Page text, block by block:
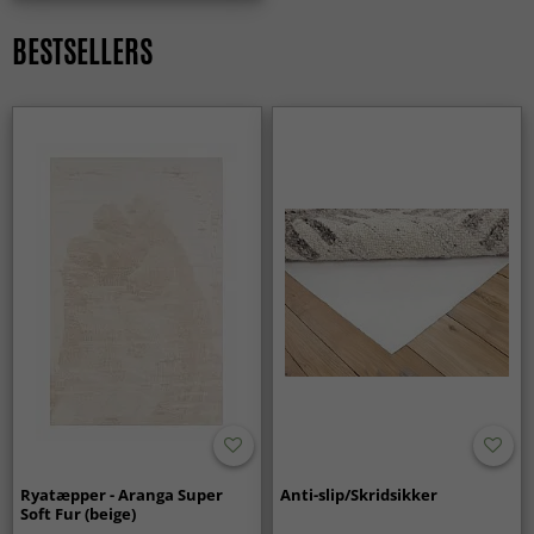
BESTSELLERS
Ryatæpper - Aranga Super
Soft Fur (beige)
Anti-slip/Skridsikker